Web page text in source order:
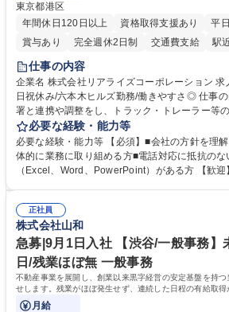
東京都港区
年間休日120日以上
資格取得支援あり 平
賞与あり
完全週休2日制 交通費支給 駅
仕事の内容
企業名 株式会社リアライズコーポレーション 求人名 【本社車両管理】土
日祝休み/六本木ヒルズ勤務/働きやすさ◎ 仕事の内容 整備工場や社内各部
署と連携や調整をし、トラック・トレーラー等
だきます。※営業所：主にお客様から返却され
ンスし、次のお客様にお貸し出しするための拠点 【具体的には】■整備
場への整備発注・入出庫調整、社内各部署との
スケジュール管理■返却車両の整備に関する調
木ヒルズ）になります。 ※毎週土日しっかり休める
職種 【本社車両管理】土日祝休み/六本木ヒルズ
必要な経験・能力等
必要な経験・能力等 【必須】■会社の方針を理
体的に業務に取り組める方■電話対応に抵抗の
（Excel、Word、PowerPoint）がある方 【歓迎】■物流・運送・自動車・
コストマネジメント能力：整備工場からの修理
駄なコストを見極めるため、経営的視点での数
期日・進捗管理能力：リース開始日や車検のタ
る力が身に付きます。 学歴・資格 学
正社員
株式会社山和
急募|9月1日入社 【渋谷/一般事務】
日/残業ほぼ無 一般事務
不動産事業を展開し、創業以来黒字経営の安定基盤を持
せします。残業がほぼ発生せず、連続した日程の有給取得
い方にお勧めの環境です！
月給